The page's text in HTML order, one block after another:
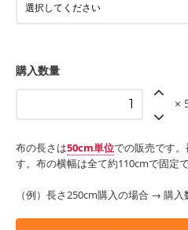
もっと詳しく見る
購入数量
×
布の長さは50cm単位での販売です
す。布の横幅は全て約110cmで固定で
（例）長さ250cm購入の場合 → 購入